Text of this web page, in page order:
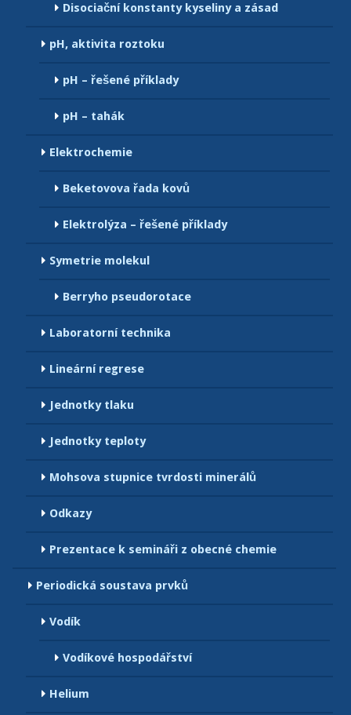
Disociační konstanty kyseliny a zásad
pH, aktivita roztoku
pH – řešené příklady
pH – tahák
Elektrochemie
Beketovova řada kovů
Elektrolýza – řešené příklady
Symetrie molekul
Berryho pseudorotace
Laboratorní technika
Lineární regrese
Jednotky tlaku
Jednotky teploty
Mohsova stupnice tvrdosti minerálů
Odkazy
Prezentace k semináři z obecné chemie
Periodická soustava prvků
Vodík
Vodíkové hospodářství
Helium